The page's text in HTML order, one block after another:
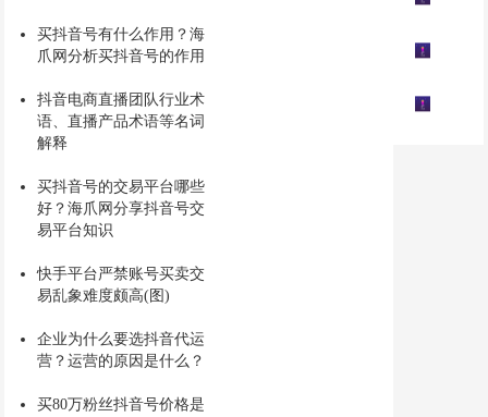
买抖音号有什么作用？海
爪网分析买抖音号的作用
抖音电商直播团队行业术
语、直播产品术语等名词
解释
买抖音号的交易平台哪些
好？海爪网分享抖音号交
易平台知识
快手平台严禁账号买卖交
易乱象难度颇高(图)
企业为什么要选抖音代运
营？运营的原因是什么？
买80万粉丝抖音号价格是